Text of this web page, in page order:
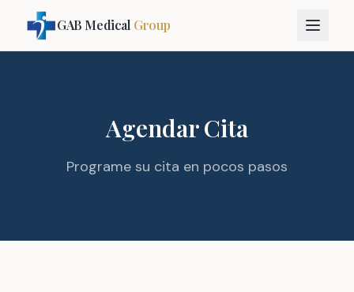
GAB Medical Group
Agendar Cita
Programe su cita en pocos pasos